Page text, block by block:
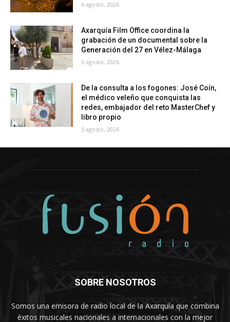
6 agosto, 2026
Axarquía Film Office coordina la
grabación de un documental sobre la
Generación del 27 en Vélez-Málaga
6 agosto, 2026
De la consulta a los fogones: José Coín,
el médico veleño que conquista las
redes, embajador del reto MasterChef y
libro propio
5 agosto, 2026
SOBRE NOSOTROS
Somos una emisora de radio local de la Axarquía que combina
éxitos musicales nacionales a internacionales con la mejor